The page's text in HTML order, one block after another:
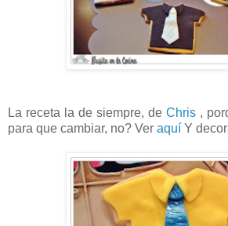
La receta la de siempre, de Chris ,
para que cambiar, no? Ver aquí Y